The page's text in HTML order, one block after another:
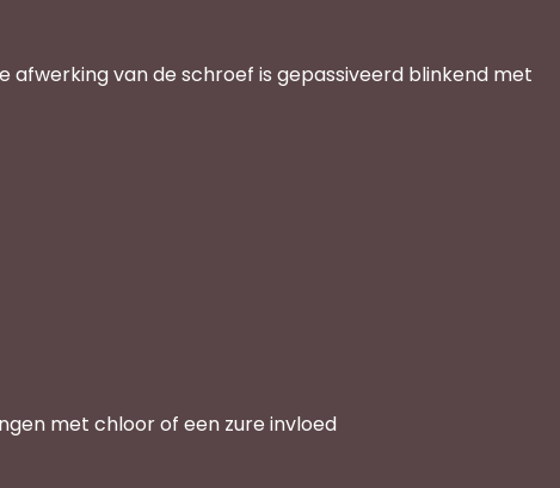
afwerking van de schroef is gepassiveerd blinkend met
met chloor of een zure invloed